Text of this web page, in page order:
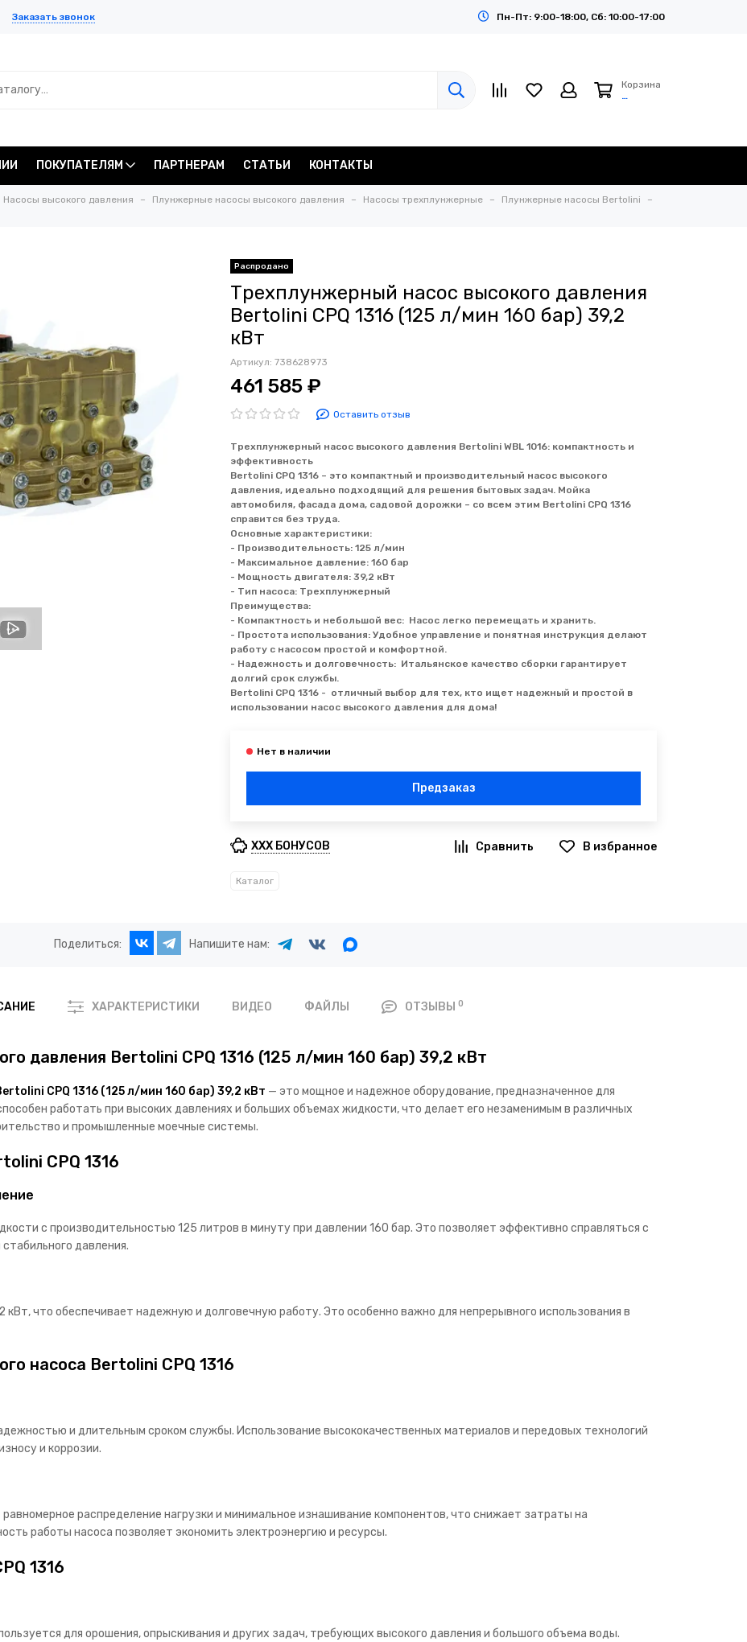
Заказать звонок Пн-Пт: 9:00-18:00, Сб: 10:00-17:00
Корзина
…
ПОКУПАТЕЛЯМ ПАРТНЕРАМ СТАТЬИ КОНТАКТЫ
Насосы высокого давления Плунжерные насосы высокого давления Насосы трехплунжерные
Плунжерные насосы Bertolini
Распродано
Трехплунжерный насос высокого давления
Bertolini CPQ 1316 (125 л/мин 160 бар) 39,2
кВт
Артикул: 738628973
461 585 ₽
Оставить отзыв
Трехплунжерный насос высокого давления Bertolini WBL 1016: компактность и
эффективность
Bertolini CPQ 1316 – это компактный и производительный насос высокого
давления, идеально подходящий для решения бытовых задач. Мойка
автомобиля, фасада дома, садовой дорожки – со всем этим Bertolini CPQ 1316
справится без труда.
Основные характеристики:
- Производительность: 125 л/мин
- Максимальное давление: 160 бар
- Мощность двигателя: 39,2 кВт
- Тип насоса: Трехплунжерный
Преимущества:
- Компактность и небольшой вес: Насос легко перемещать и хранить.
- Простота использования: Удобное управление и понятная инструкция делают
работу с насосом простой и комфортной.
- Надежность и долговечность: Итальянское качество сборки гарантирует
долгий срок службы.
Bertolini CPQ 1316 - отличный выбор для тех, кто ищет надежный и простой в
использовании насос высокого давления для дома!
Предзаказ
XXX БОНУСОВ
Каталог
Поделиться: Напишите нам:
ХАРАКТЕРИСТИКИ ВИДЕО ФАЙЛЫ ОТЗЫВЫ0
давления Bertolini CPQ 1316 (125 л/мин 160 бар) 39,2 кВт
CPQ 1316 (125 л/мин 160 бар) 39,2 кВт — это мощное и надежное оборудование, предназначенное для
работать при высоких давлениях и больших объемах жидкости, что делает его незаменимым в различных
и промышленные моечные системы.
CPQ 1316
с производительностью 125 литров в минуту при давлении 160 бар. Это позволяет эффективно справляться с
давления.
что обеспечивает надежную и долговечную работу. Это особенно важно для непрерывного использования в
насоса Bertolini CPQ 1316
и длительным сроком службы. Использование высококачественных материалов и передовых технологий
и коррозии.
распределение нагрузки и минимальное изнашивание компонентов, что снижает затраты на
работы насоса позволяет экономить электроэнергию и ресурсы.
1316
для орошения, опрыскивания и других задач, требующих высокого давления и большого объема воды.